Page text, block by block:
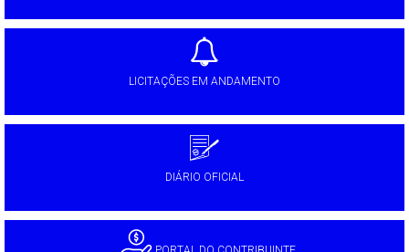
LICITAÇÕES EM ANDAMENTO
DIÁRIO OFICIAL